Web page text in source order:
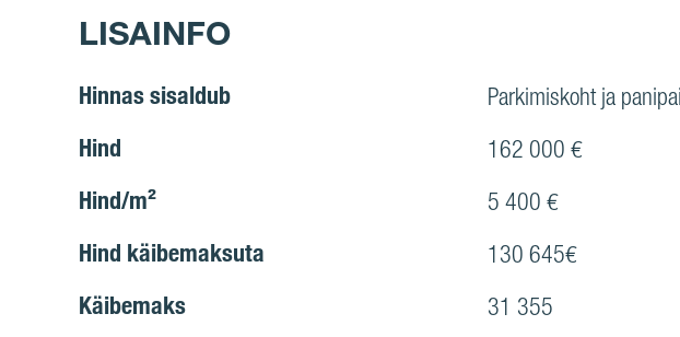
LISAINFO
Hinnas sisaldub Parkimiskoht ja
Hind 162 000 €
Hind/m² 5 400 €
Hind käibemaksuta 130 645€
Käibemaks 31 355